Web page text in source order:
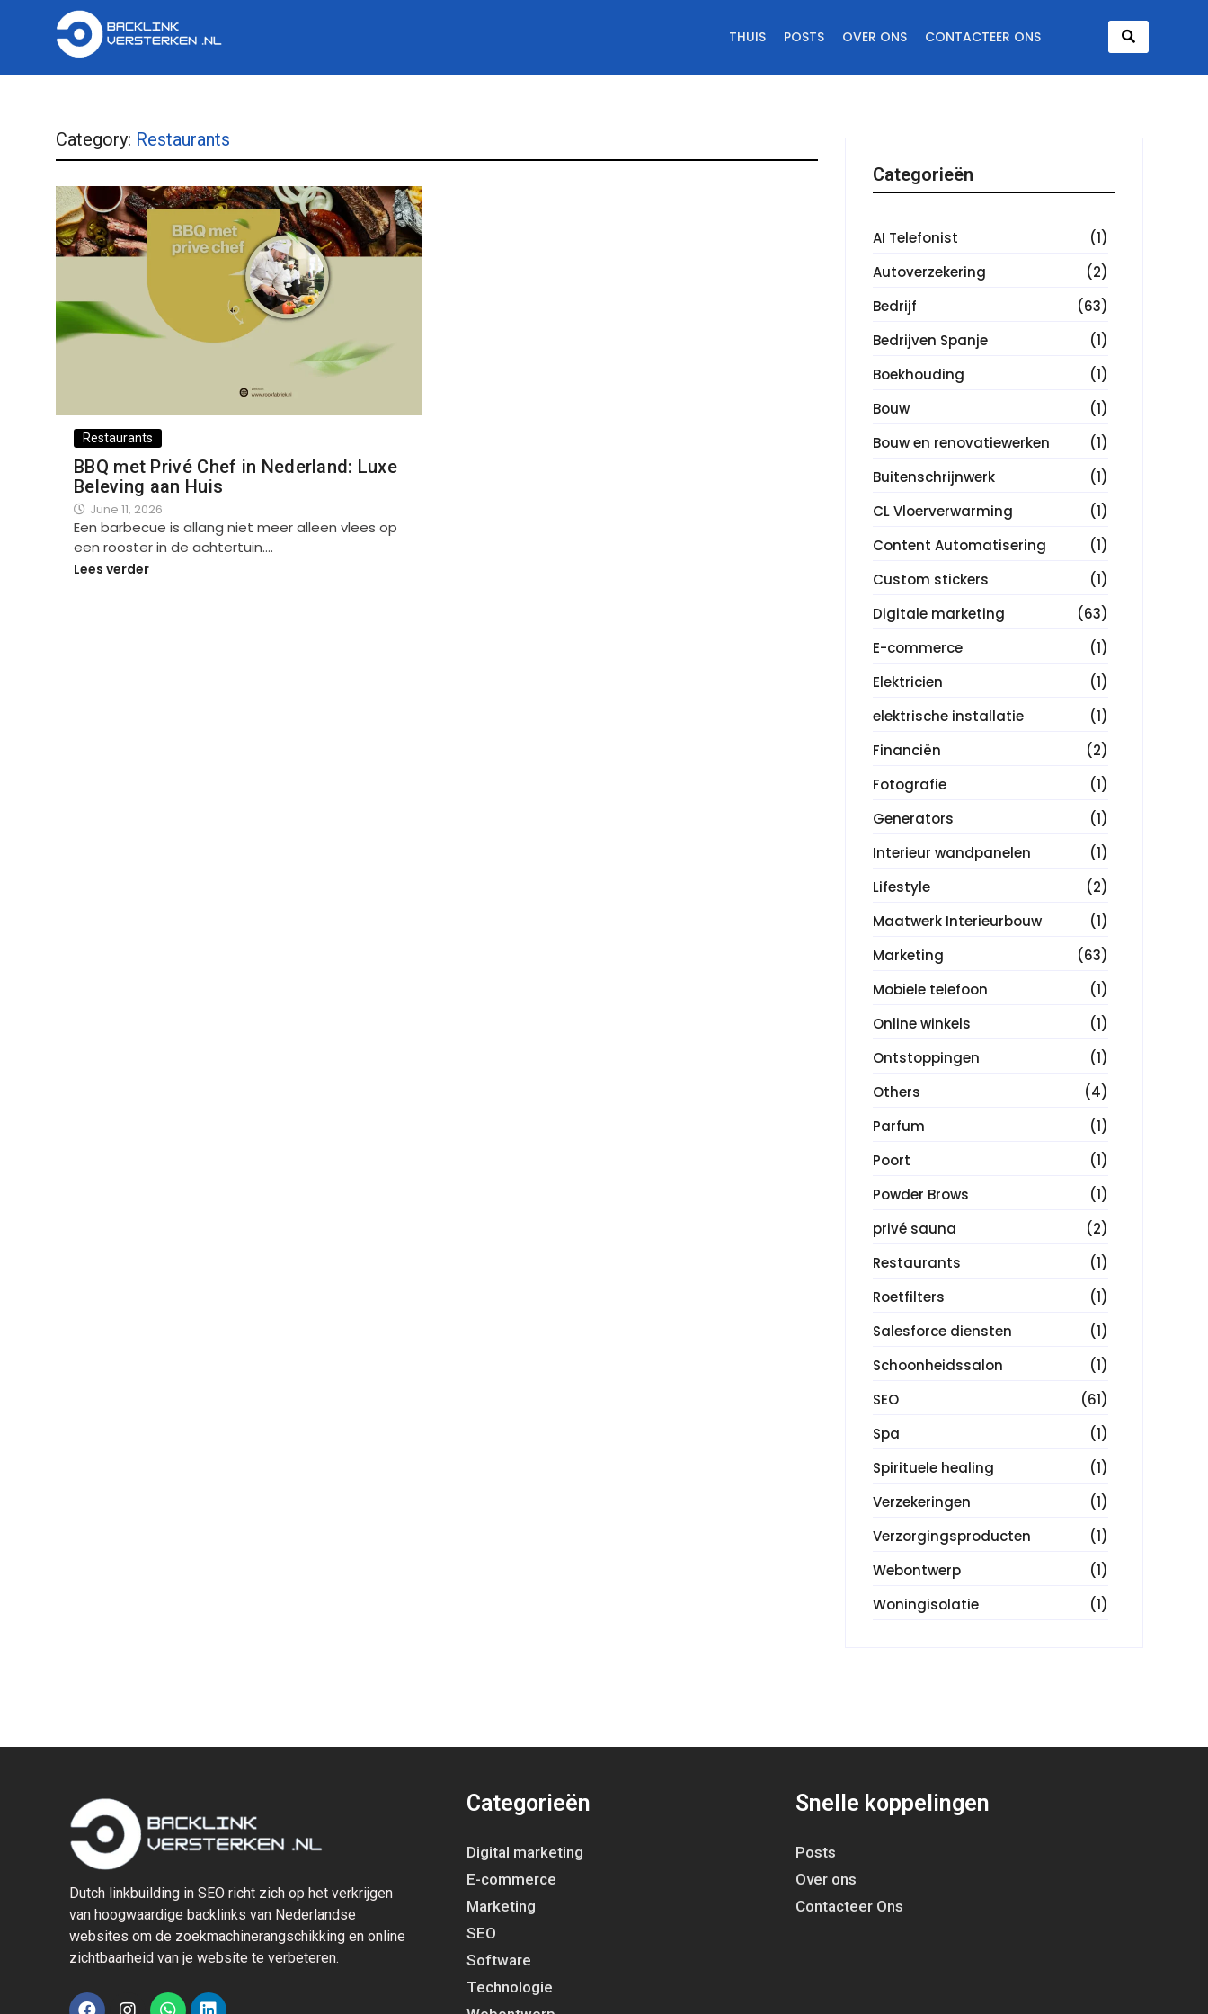
THUIS POSTS OVER ONS CONTACTEER ONS
Category: Restaurants
Restaurants
BBQ met Privé Chef in Nederland: Luxe
Beleving aan Huis
June 11, 2026
Een barbecue is allang niet meer alleen vlees op
een rooster in de achtertuin.…
Lees verder
Categorieën
AI Telefonist
(1)
Autoverzekering
(2)
Bedrijf
(63)
Bedrijven Spanje
(1)
Boekhouding
(1)
Bouw
(1)
Bouw en renovatiewerken
(1)
Buitenschrijnwerk
(1)
CL Vloerverwarming
(1)
Content Automatisering
(1)
Custom stickers
(1)
Digitale marketing
(63)
E-commerce
(1)
Elektricien
(1)
elektrische installatie
(1)
Financiën
(2)
Fotografie
(1)
Generators
(1)
Interieur wandpanelen
(1)
Lifestyle
(2)
Maatwerk Interieurbouw
(1)
Marketing
(63)
Mobiele telefoon
(1)
Online winkels
(1)
Ontstoppingen
(1)
Others
(4)
Parfum
(1)
Poort
(1)
Powder Brows
(1)
privé sauna
(2)
Restaurants
(1)
Roetfilters
(1)
Salesforce diensten
(1)
Schoonheidssalon
(1)
SEO
(61)
Spa
(1)
Spirituele healing
(1)
Verzekeringen
(1)
Verzorgingsproducten
(1)
Webontwerp
(1)
Woningisolatie
(1)
Dutch linkbuilding in SEO richt zich op het verkrijgen
van hoogwaardige backlinks van Nederlandse
websites om de zoekmachinerangschikking en online
zichtbaarheid van je website te verbeteren.
Categorieën
Digital marketing
E-commerce
Marketing
SEO
Software
Technologie
Snelle koppelingen
Posts
Over ons
Contacteer Ons